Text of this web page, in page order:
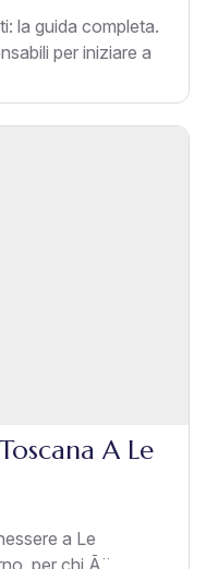
la guida completa.
per iniziare a
A Le
a Le